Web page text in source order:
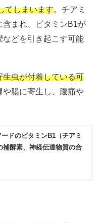
てしまいます。チアミ
含まれ、
ビタミンB1が
どを引き起こす可能
虫が付着している可
や腸に寄生し、腹痛や
ドのビタミンB1（チアミ
補酵素、神経伝達物質の合